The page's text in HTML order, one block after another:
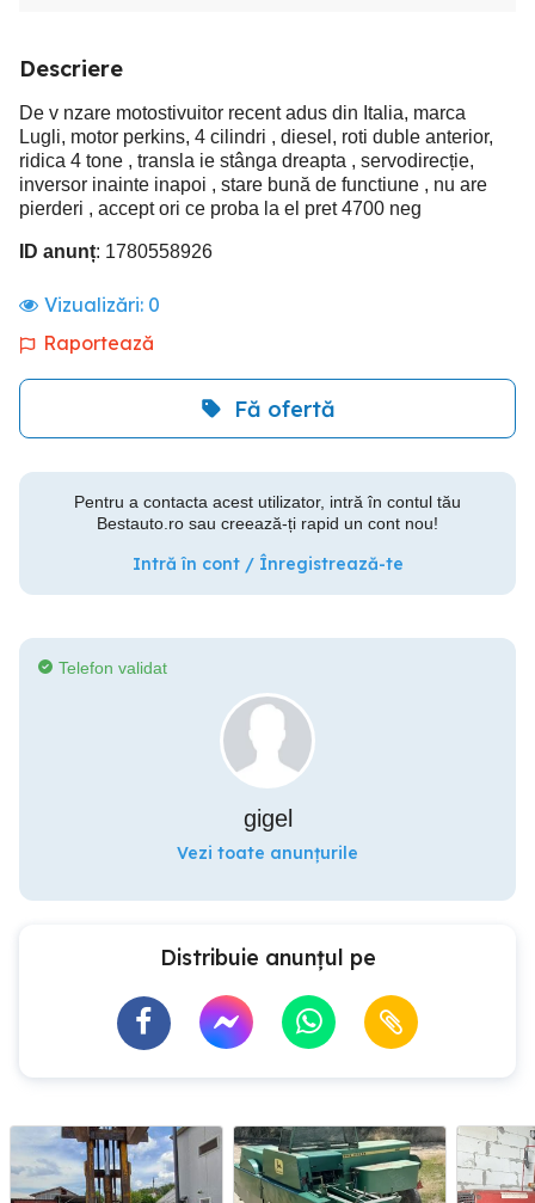
Descriere
De v nzare motostivuitor recent adus din Italia, marca
Lugli, motor perkins, 4 cilindri , diesel, roti duble anterior,
ridica 4 tone , transla ie stânga dreapta , servodirecție,
inversor inainte inapoi , stare bună de functiune , nu are
pierderi , accept ori ce proba la el pret 4700 neg
ID anunț: 1780558926
Vizualizări: 0
Raportează
Fă ofertă
Pentru a contacta acest utilizator, intră în contul tău
Bestauto.ro sau creează-ți rapid un cont nou!
Intră în cont / Înregistrează-te
Telefon validat
gigel
Vezi toate anunțurile
Distribuie anunțul pe